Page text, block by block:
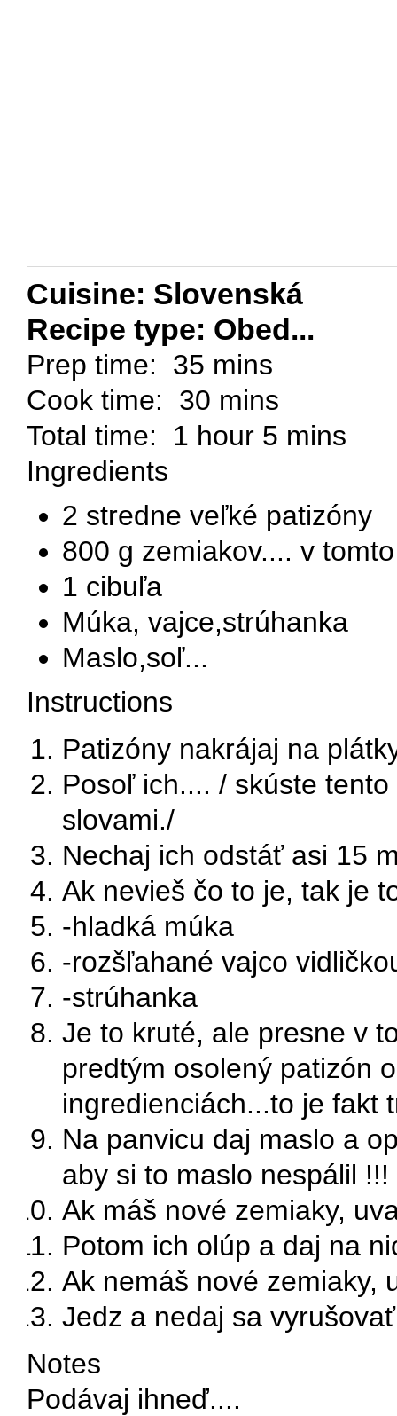
Cuisine: Slovenská
Recipe type: Obed...
Prep time: 35 mins
Cook time: 30 mins
Total time: 1 hour 5 mins
Ingredients
2 stredne veľké patizóny
800 g zemiakov.... v
1 cibuľa
Múka, vajce,strúhanka
Maslo,soľ...
Instructions
Patizóny nakrájaj na
Posoľ ich.... / skúste
slovami./
Nechaj ich odstáť asi 15
Ak nevieš čo to je, tak je
-hladká múka
-rozšľahané vajco
-strúhanka
Je to kruté, ale presne v
predtým osolený patizón
ingredienciách...to je fakt
Na panvicu daj maslo a
aby si to maslo nespálil !!!
Ak máš nové zemiaky,
Potom ich olúp a daj na
Ak nemáš nové zemiaky,
Jedz a nedaj sa
Notes
Podávaj ihneď....